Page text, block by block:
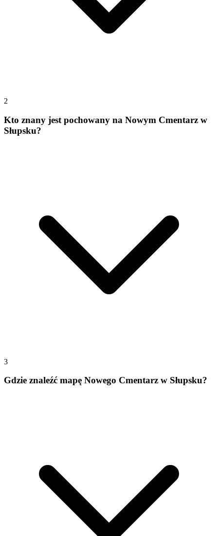
2
Kto znany jest pochowany na Nowym Cmentarz w
Słupsku?
3
Gdzie znaleźć mapę Nowego Cmentarz w Słupsku?